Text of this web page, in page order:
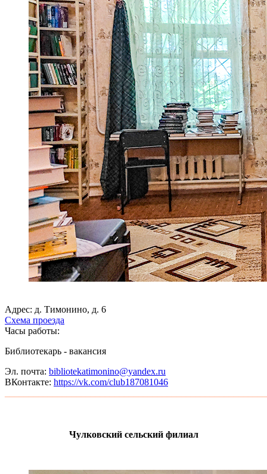
Адрес: д. Тимонино, д. 6
Схема проезда
Часы работы:
Библиотекарь - вакансия
Эл. почта: bibliotekatimonino@yandex.ru
ВКонтакте: https://vk.com/club187081046
Чулковский сельский филиал